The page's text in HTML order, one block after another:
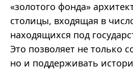
«золотого фонда»
столицы, входящая в
находящихся под
Это позволяет не только
но и поддерживать